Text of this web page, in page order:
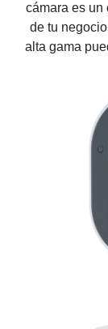
cámara es un
de tu
alta gama